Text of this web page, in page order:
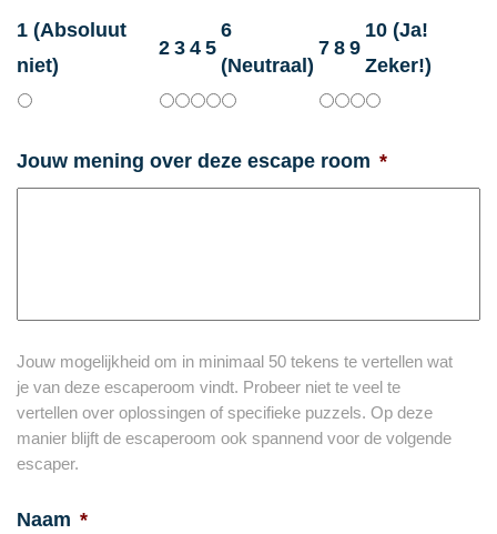
1 (Absoluut
niet)
2 3 4 5
6
(Neutraal)
7 8 9
10 (Ja!
Zeker!)
Jouw mening over deze escape room *
Jouw mogelijkheid om in minimaal 50 tekens te vertellen wat
je van deze escaperoom vindt. Probeer niet te veel te
vertellen over oplossingen of specifieke puzzels. Op deze
manier blijft de escaperoom ook spannend voor de volgende
escaper.
Naam *